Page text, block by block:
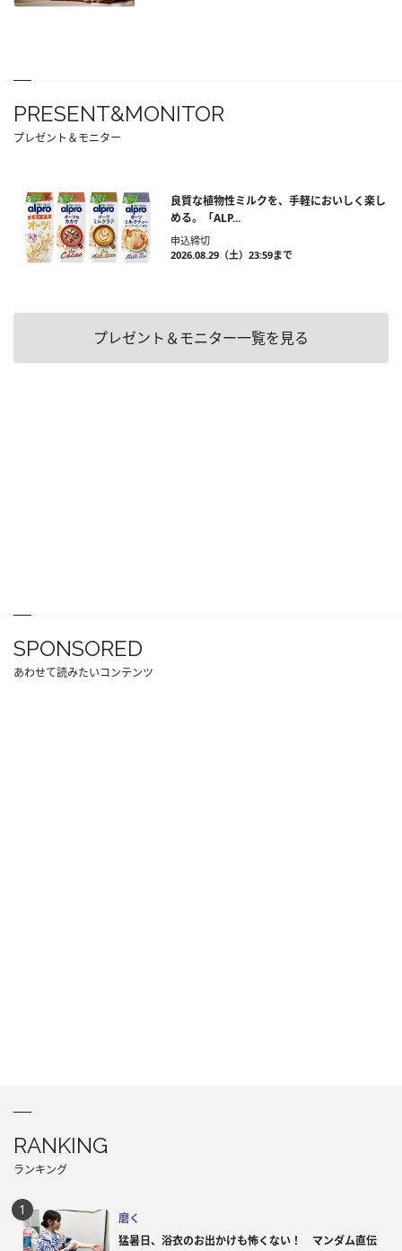
PRESENT&MONITOR
プレゼント＆モニター
良質な植物性ミルクを、手軽においしく楽し
める。「ALP...
申込締切
2026.08.29（土）23:59まで
プレゼント＆モニター一覧を見る
SPONSORED
あわせて読みたいコンテンツ
RANKING
ランキング
磨く
猛暑日、浴衣のお出かけも怖くない！ マンダム直伝